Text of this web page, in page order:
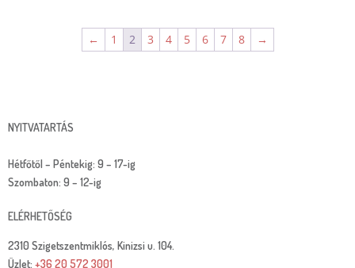
← 1 2 3 4 5 6 7 8 →
NYITVATARTÁS
Hétfőtől – Péntekig: 9 – 17-ig
Szombaton: 9 – 12-ig
ELÉRHETŐSÉG
2310 Szigetszentmiklós, Kinizsi u. 104.
Üzlet: +36 20 572 3001